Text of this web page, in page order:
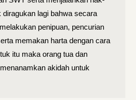
lagi bahwa secara
penipuan, pencurian
memakan harta dengan cara
itu maka orang tua dan
akidah untuk